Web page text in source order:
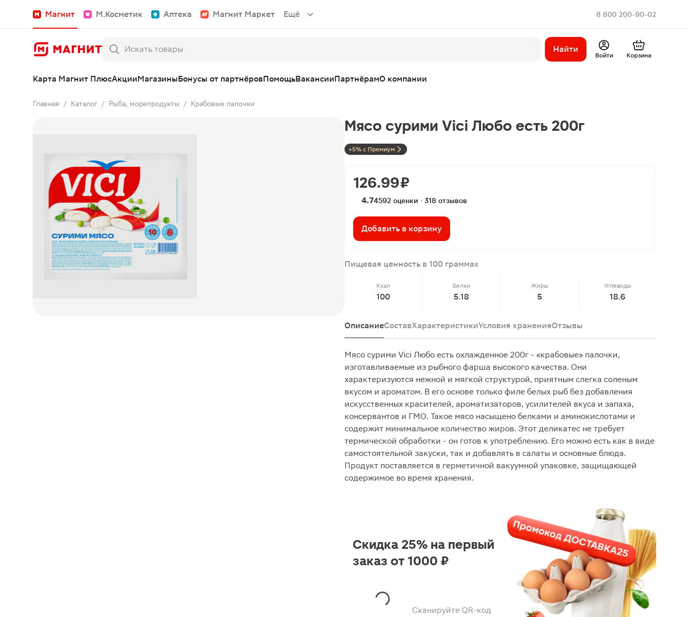
Магнит М.Косметик Аптека Магнит Маркет Ещё 8 800 200-90-02
Найти
Войти Корзина
Карта Магнит ПлюсАкцииМагазиныБонусы от партнёровПомощьВакансииПартнёрамО компании
Главная / Каталог / Рыба, морепродукты / Крабовые палочки
+5% с Премиум
Мясо сурими Vici Любо есть 200г
126.99 ₽
4.74592 оценки · 318 отзывов
Добавить в корзину
Пищевая ценность в 100 граммах
Ккал
100
Белки
5.18
Жиры
5
Углеводы
18.6
ОписаниеСоставХарактеристикиУсловия храненияОтзывы
Мясо сурими Vici Любо есть охлажденное 200г - «крабовые» палочки,
изготавливаемые из рыбного фарша высокого качества. Они
характеризуются нежной и мягкой структурой, приятным слегка соленым
вкусом и ароматом. В его основе только филе белых рыб без добавления
искусственных красителей, ароматизаторов, усилителей вкуса и запаха,
консервантов и ГМО. Такое мясо насыщено белками и аминокислотами и
содержит минимальное количество жиров. Этот деликатес не требует
термической обработки - он готов к употреблению. Его можно есть как в виде
самостоятельной закуски, так и добавлять в салаты и основные блюда.
Продукт поставляется в герметичной вакуумной упаковке, защищающей
содержимое во время хранения.
Сканируйте QR-код
Скидка 25% на первый
заказ от 1000 ₽